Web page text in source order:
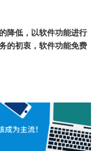
降低，以软件功能进行
的初衷，软件功能免费